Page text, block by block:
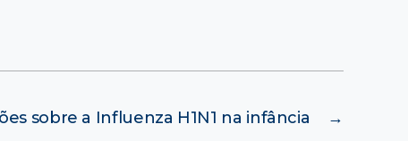
→
sobre a Influenza H1N1 na infância